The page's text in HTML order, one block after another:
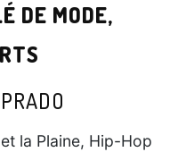
DE MODE,
la Plaine, Hip-Hop